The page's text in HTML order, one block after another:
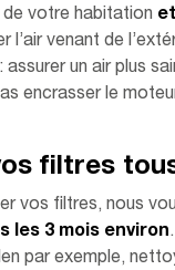
de votre habitation
l’air venant de
un air plus
encrasser le
filtres
vos filtres, nous
les 3 mois environ
par exemple,